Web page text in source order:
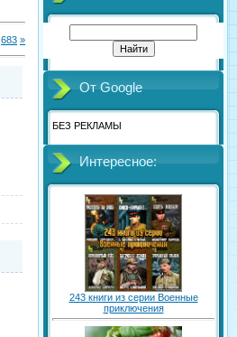
683 »
От Google
БЕЗ РЕКЛАМЫ
Интересное:
243 книги из серии Военные
приключения